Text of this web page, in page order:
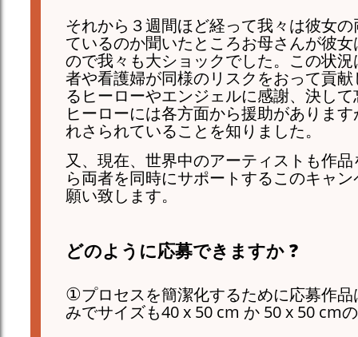
それから３週間ほど経って我々は彼女
ているのか聞いたところお母さんが彼
ので我々も大ショックでした。この状
者や看護婦が同様のリスクをおって貢
る ヒーローやエンジェルに感謝、決し
ヒーローには各方面から援助がありま
れさられていることを知りました。
又、現在、世界中のアーティストも作
ら両者を同時にサポートするこのキャ
願い致します。
どのように応募できますか ?
①プロセスを簡潔化するために応募作
みでサイズも40 x 50 cm か 50 x 50 cm